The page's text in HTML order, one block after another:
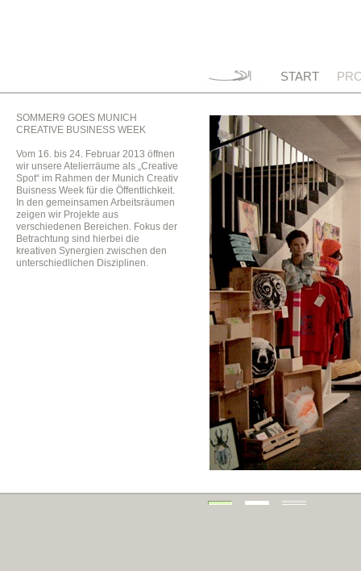
START
SOMMER9 GOES MUNICH
CREATIVE BUSINESS WEEK
Vom 16. bis 24. Februar 2013 öffnen
wir unsere Atelierräume als „Creative
Spot“ im Rahmen der Munich Creativ
Buisness Week für die Öffentlichkeit.
In den gemeinsamen Arbeitsräumen
zeigen wir Projekte aus
verschiedenen Bereichen. Fokus der
Betrachtung sind hierbei die
kreativen Synergien zwischen den
unterschiedlichen Disziplinen.